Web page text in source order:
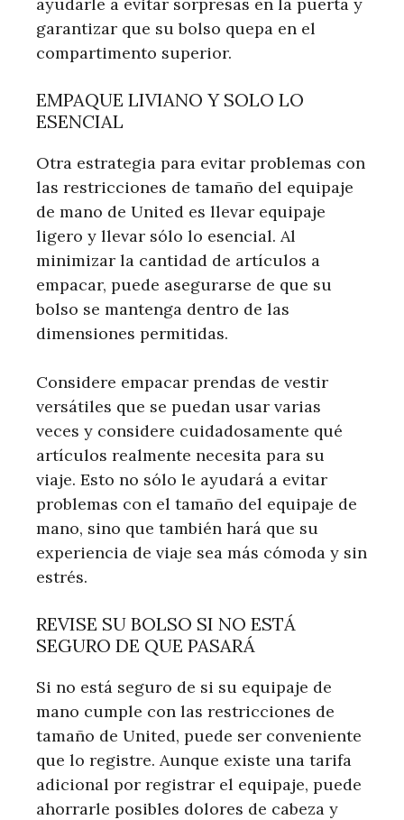
garantizar que su bolso quepa en el
compartimento superior.
EMPAQUE LIVIANO Y SOLO LO
ESENCIAL
Otra estrategia para evitar problemas con
las restricciones de tamaño del equipaje
de mano de United es llevar equipaje
ligero y llevar sólo lo esencial. Al
minimizar la cantidad de artículos a
empacar, puede asegurarse de que su
bolso se mantenga dentro de las
dimensiones permitidas.
Considere empacar prendas de vestir
versátiles que se puedan usar varias
veces y considere cuidadosamente qué
artículos realmente necesita para su
viaje. Esto no sólo le ayudará a evitar
problemas con el tamaño del equipaje de
mano, sino que también hará que su
experiencia de viaje sea más cómoda y sin
estrés.
REVISE SU BOLSO SI NO ESTÁ
SEGURO DE QUE PASARÁ
Si no está seguro de si su equipaje de
mano cumple con las restricciones de
tamaño de United, puede ser conveniente
que lo registre. Aunque existe una tarifa
adicional por registrar el equipaje, puede
ahorrarle posibles dolores de cabeza y